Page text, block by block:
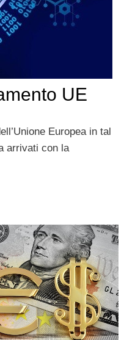
UE
Europea in tal
arrivati con la